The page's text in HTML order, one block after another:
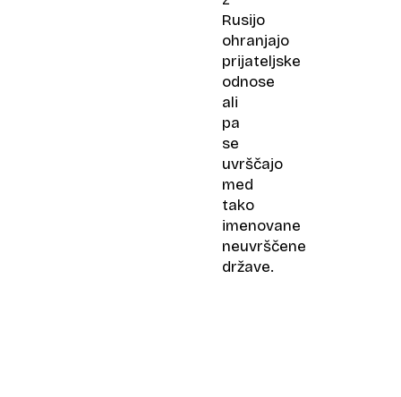
Rusijo
ohranjajo
prijateljske
odnose
ali
pa
se
uvrščajo
med
tako
imenovane
neuvrščene
države.